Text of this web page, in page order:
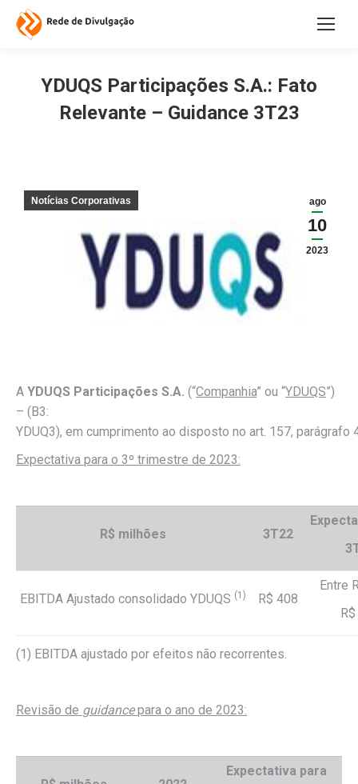
YDUQS Participações S.A.: Fato
Relevante – Guidance 3T23
ago
10
2023
Notícias Corporativas
A YDUQS Participações S.A. (“Companhia” ou “YDUQS”)
– (B3:
YDUQ3), em cumprimento ao disposto no art. 157,
Expectativa para o 3º trimestre de 2023:
R$ milhões 3T22
EBITDA Ajustado consolidado YDUQS (1) R$ 408
Entre
(1) EBITDA ajustado por efeitos não recorrentes.
Revisão de guidance para o ano de 2023:
Expectativa para